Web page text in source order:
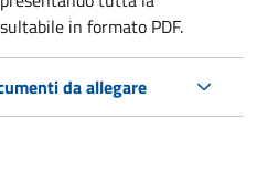
in formato PDF.
da allegare